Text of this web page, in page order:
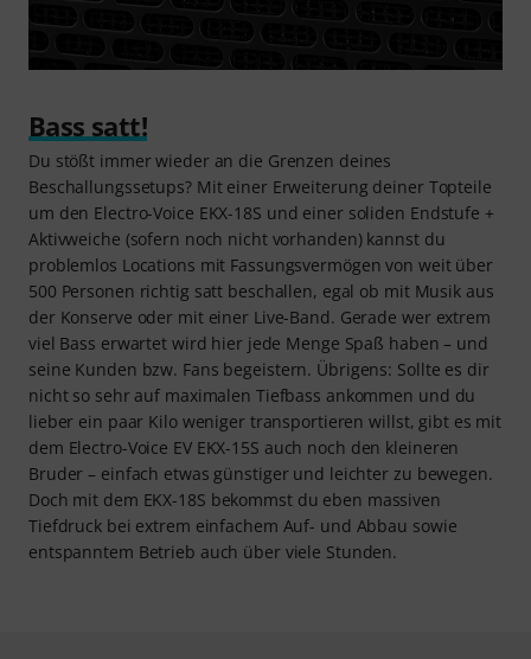
Bass satt!
Du stößt immer wieder an die Grenzen deines
Beschallungssetups? Mit einer Erweiterung deiner Topteile
um den Electro-Voice EKX-18S und einer soliden Endstufe +
Aktivweiche (sofern noch nicht vorhanden) kannst du
problemlos Locations mit Fassungsvermögen von weit über
500 Personen richtig satt beschallen, egal ob mit Musik aus
der Konserve oder mit einer Live-Band. Gerade wer extrem
viel Bass erwartet wird hier jede Menge Spaß haben – und
seine Kunden bzw. Fans begeistern. Übrigens: Sollte es dir
nicht so sehr auf maximalen Tiefbass ankommen und du
lieber ein paar Kilo weniger transportieren willst, gibt es mit
dem Electro-Voice EV EKX-15S auch noch den kleineren
Bruder – einfach etwas günstiger und leichter zu bewegen.
Doch mit dem EKX-18S bekommst du eben massiven
Tiefdruck bei extrem einfachem Auf- und Abbau sowie
entspanntem Betrieb auch über viele Stunden.